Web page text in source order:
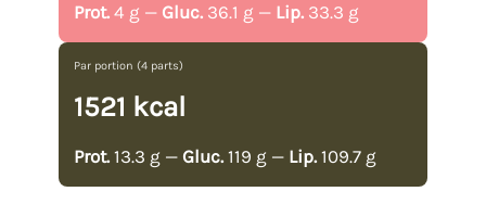
Prot. 4 g — Gluc. 36.1 g — Lip. 33.3 g
Par portion (4 parts)
1521 kcal
Prot. 13.3 g — Gluc. 119 g — Lip. 109.7 g